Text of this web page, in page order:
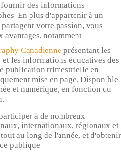
des informations
En plus d'appartenir à un
votre passion, vous
avantages, notamment
Canadienne présentant les
les informations éducatives des
publication trimestrielle en
mise en page. Disponible
et numérique, en fonction du
à de nombreux
internationaux, régionaux et
tout au long de l'année, et d'obtenir
publique